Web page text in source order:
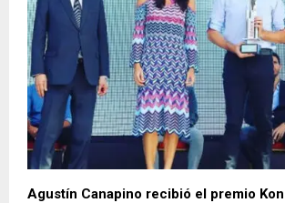
Agustín Canapino recibió el premio